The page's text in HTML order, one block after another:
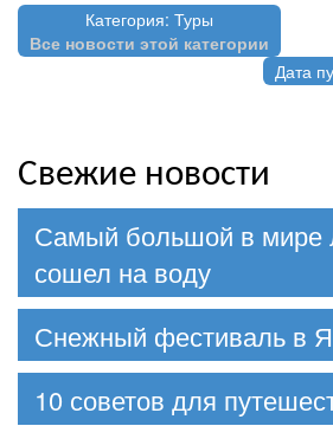
Категория: Туры
Все новости этой категории
Дата
Свежие новости
Самый большой в мире
сошел на воду
Снежный фестиваль в
10 советов для